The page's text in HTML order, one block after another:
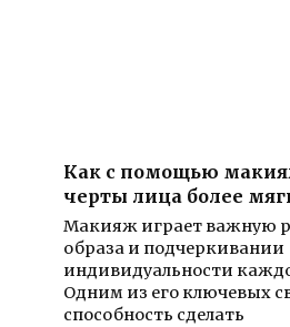
Как с помощью
черты лица более
Макияж играет важную
образа и подчеркивании
индивидуальности
Одним из его ключевых
способность сделать